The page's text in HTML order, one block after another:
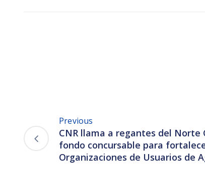
Previous
CNR llama a regantes del Norte
fondo concursable para
Organizaciones de Usuarios de